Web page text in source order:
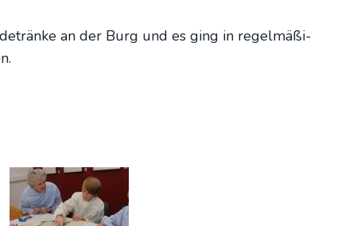
an der Burg und es ging in regel­mä­ßi­